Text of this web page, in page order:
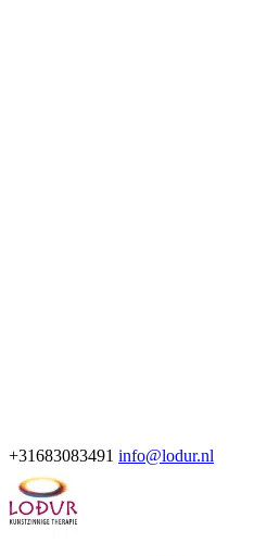
+31683083491 info@lodur.nl